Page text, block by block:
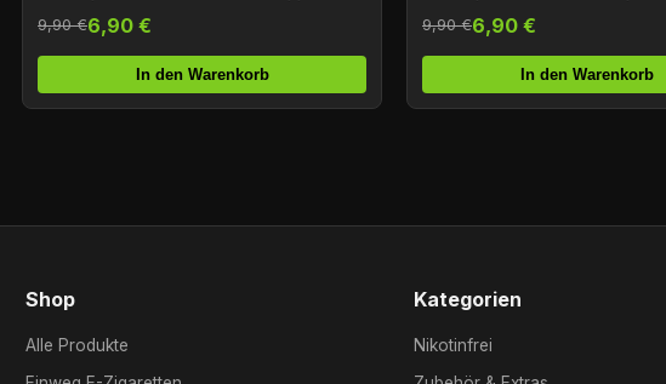
9,90 €6,90 €
In den Warenkorb
9,90 €6,90 €
In den Warenkorb
Shop
Alle Produkte
Kategorien
Nikotinfrei